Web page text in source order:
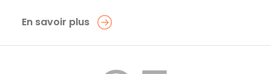
En savoir plus